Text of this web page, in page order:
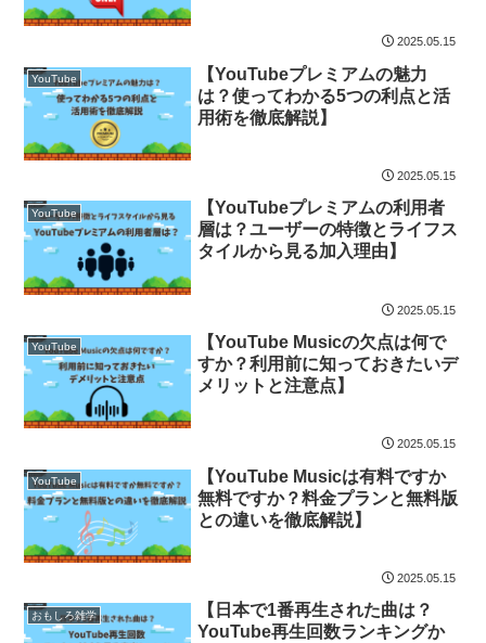
2025.05.15
YouTube
【YouTubeプレミアムの魅力
は？使ってわかる5つの利点と活
用術を徹底解説】
2025.05.15
YouTube
【YouTubeプレミアムの利用者
層は？ユーザーの特徴とライフス
タイルから見る加入理由】
2025.05.15
YouTube
【YouTube Musicの欠点は何で
すか？利用前に知っておきたいデ
メリットと注意点】
2025.05.15
YouTube
【YouTube Musicは有料ですか
無料ですか？料金プランと無料版
との違いを徹底解説】
2025.05.15
おもしろ雑学
【日本で1番再生された曲は？
YouTube再生回数ランキングか